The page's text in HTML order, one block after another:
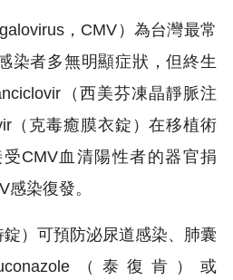
，CMV）為台灣最常
染者多無明顯症狀，但終生
（西美芬凍晶靜脈注
（克毒癒膜衣錠）在移植術
CMV血清陽性者的器官捐
染復發。
）可預防泌尿道感染、肺囊
（泰復肯）或